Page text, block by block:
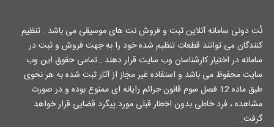
نُت دونی سامانه آنلاین ثبت و فروش نت های موسیقی می باشد . تنظیم
کنندگان می توانند قطعات تنظیم شده خود را به جهت فروش و ثبت در
سامانه در اختیار کارشناسان وب سایت قرار دهند . تمامی حقوق این وب
سایت محفوظ می باشد و استفاده غیر مجاز از آثار ثبت شده به هر نحوی
طبق ماده 12 فصل سوم قانون جرائم رایانه ای ممنوع بوده و در صورت
مشاهده ، فرد خاطی بدون اخطار قبلی مورد پیگرد قضایی قرار خواهد
گرفت.